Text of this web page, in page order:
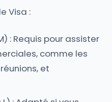
Visa :
: Requis pour assister
comme les
et